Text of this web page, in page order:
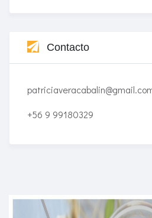
Contacto
+56 9 99180329
Get unlimited access to 2,000